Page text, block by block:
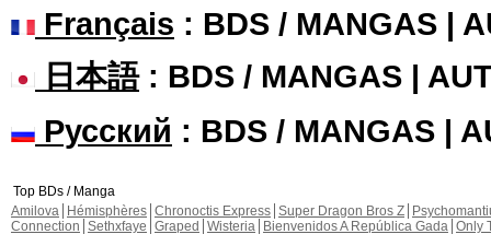
Français : BDS / MANGAS |
日本語: BDS / MANGAS |
Русский : BDS / MANGAS |
Top BDs / Manga
Amilova
Hémisphères Chronoctis Express Super Dragon Bros Z
Connection Sethxfaye Graped Wisteria Bienvenidos A República Gada Only